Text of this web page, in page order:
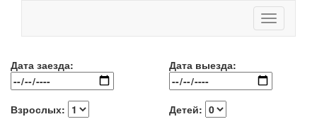
Toggle
navigation
Дата заезда: Дата выезда:
Взрослых: Детей: